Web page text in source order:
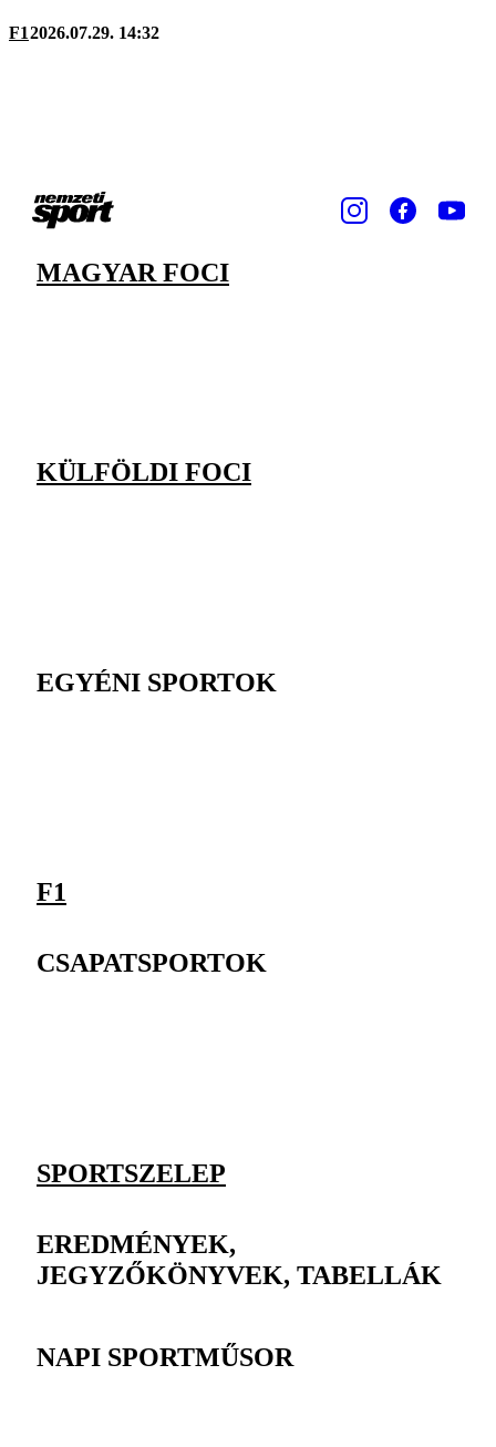
F12026.07.29. 14:32
MAGYAR FOCI
KÜLFÖLDI FOCI
EGYÉNI SPORTOK
F1
CSAPATSPORTOK
SPORTSZELEP
EREDMÉNYEK,
JEGYZŐKÖNYVEK, TABELLÁK
NAPI SPORTMŰSOR